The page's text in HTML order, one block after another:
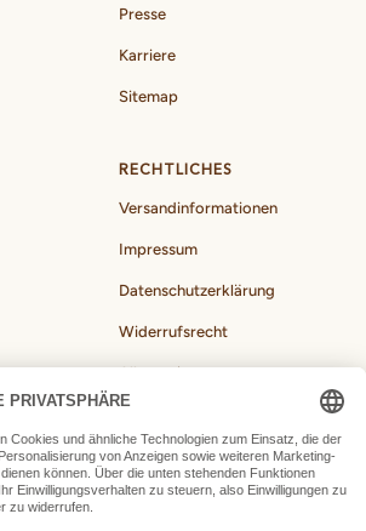
Presse
Karriere
Sitemap
RECHTLICHES
Versandinformationen
Impressum
Datenschutzerklärung
Widerrufsrecht
Allgemeine
Geschäftsbedingungen
Vertrag widerrufen